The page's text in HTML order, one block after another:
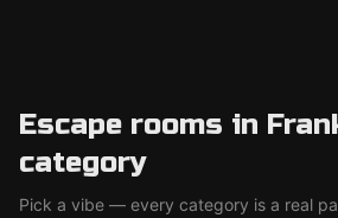
Escape rooms in
category
Pick a vibe — every category is a real